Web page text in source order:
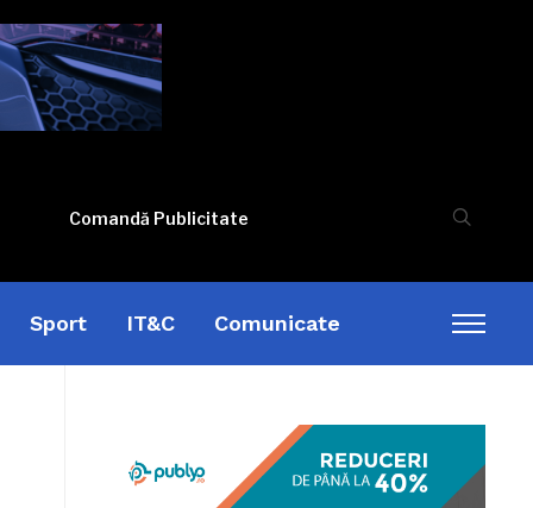
Comandă Publicitate
Sport IT&C Comunicate